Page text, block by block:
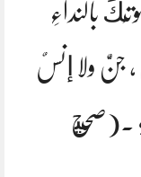
بالنداءِ
جنٌّ ولا إنسٌ
.(صحيح